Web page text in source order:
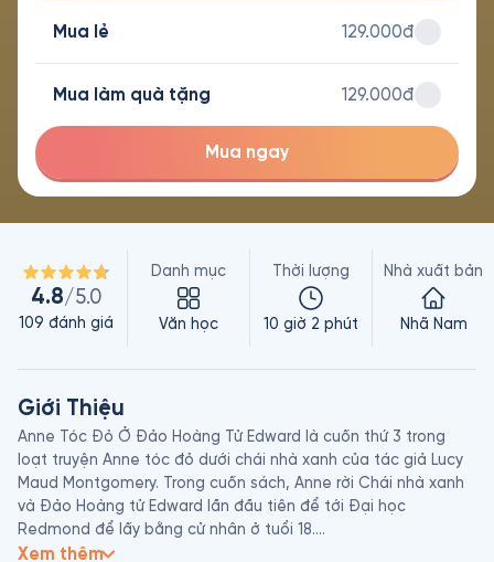
Mua lẻ 129.000đ
Mua làm quà tặng 129.000đ
Mua ngay
4.8/5.0
109 đánh giá
Danh mục
Văn học
Thời lượng
10 giờ 2 phút
Nhà xuất bản
Nhã Nam
Giới Thiệu
Anne Tóc Đỏ Ở Đảo Hoàng Tử Edward là cuốn thứ 3 trong
loạt truyện Anne tóc đỏ dưới chái nhà xanh của tác giả Lucy
Maud Montgomery. Trong cuốn sách, Anne rời Chái nhà xanh
và Đảo Hoàng tử Edward lần đầu tiên để tới Đại học
Redmond để lấy bằng cử nhân ở tuổi 18.
Xem thêm